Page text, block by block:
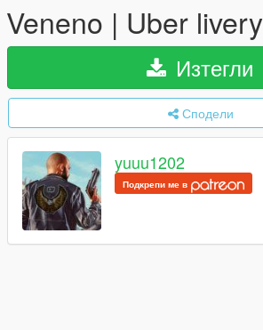
Veneno | Uber livery
Изтегли
Сподели
yuuu1202
Подкрепи ме в